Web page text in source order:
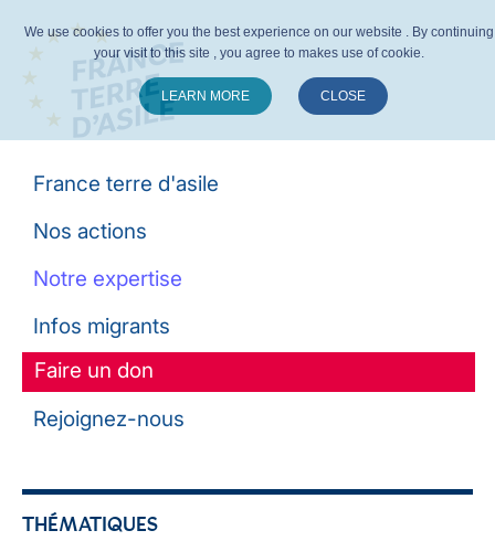
France terre d'asile
Nos actions
Notre expertise
Infos migrants
Faire un don
Rejoignez-nous
THÉMATIQUES
We use cookies to offer you the best experience on our website . By continuing
your visit to this site , you agree to makes use of cookie.
LEARN MORE CLOSE